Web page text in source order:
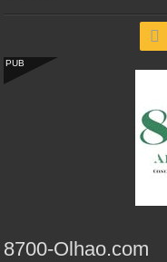
PUB
8700-Olhao.com